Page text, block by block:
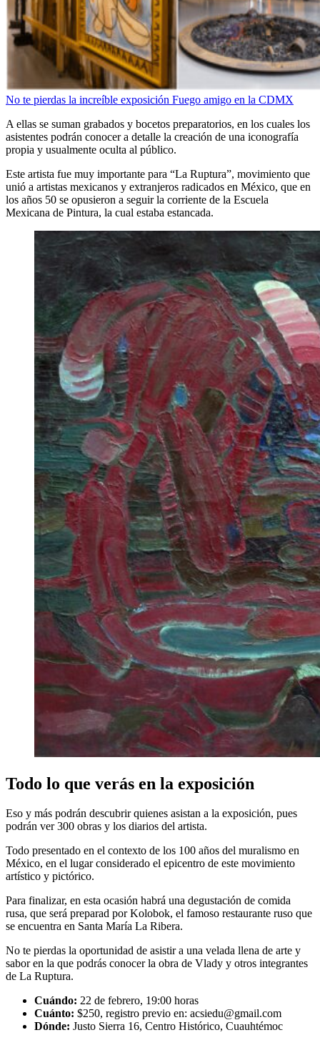
No te pierdas la increíble exposición Fuego amigo en la CDMX
A ellas se suman grabados y bocetos preparatorios, en los cuales los
asistentes podrán conocer a detalle la creación de una iconografía
propia y usualmente oculta al público.
Este artista fue muy importante para “La Ruptura”, movimiento que
unió a artistas mexicanos y extranjeros radicados en México, que en
los años 50 se opusieron a seguir la corriente de la Escuela
Mexicana de Pintura, la cual estaba estancada.
Todo lo que verás en la exposición
Eso y más podrán descubrir quienes asistan a la exposición, pues
podrán ver 300 obras y los diarios del artista.
Todo presentado en el contexto de los 100 años del muralismo en
México, en el lugar considerado el epicentro de este movimiento
artístico y pictórico.
Para finalizar, en esta ocasión habrá una degustación de comida
rusa, que será preparad por Kolobok, el famoso restaurante ruso que
se encuentra en Santa María La Ribera.
No te pierdas la oportunidad de asistir a una velada llena de arte y
sabor en la que podrás conocer la obra de Vlady y otros integrantes
de La Ruptura.
Cuándo: 22 de febrero, 19:00 horas
Cuánto: $250, registro previo en: acsiedu@gmail.com
Dónde: Justo Sierra 16, Centro Histórico, Cuauhtémoc